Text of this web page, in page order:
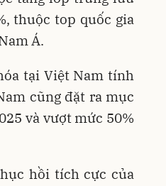
thuộc top quốc gia
Á.
tại Việt Nam tính
cũng đặt ra mục
và vượt mức 50%
hồi tích cực của